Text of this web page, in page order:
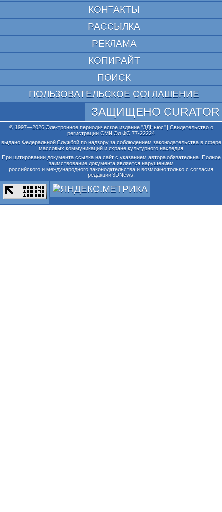
КОНТАКТЫ
РАССЫЛКА
РЕКЛАМА
КОПИРАЙТ
ПОИСК
ПОЛЬЗОВАТЕЛЬСКОЕ СОГЛАШЕНИЕ
ЗАЩИЩЕНО CURATOR
© 1997—2026 Электронное периодическое издание "3ДНьюс" | Свидетельство о
регистрации СМИ Эл ФС 77-22224
выдано Федеральной Службой по надзору за соблюдением законодательства в сфере
массовых коммуникаций и охране культурного наследия
При цитировании документа ссылка на сайт с указанием автора обязательна. Полное
заимствование документа является нарушением
российского и международного законодательства и возможно только с согласия
редакции 3DNews.